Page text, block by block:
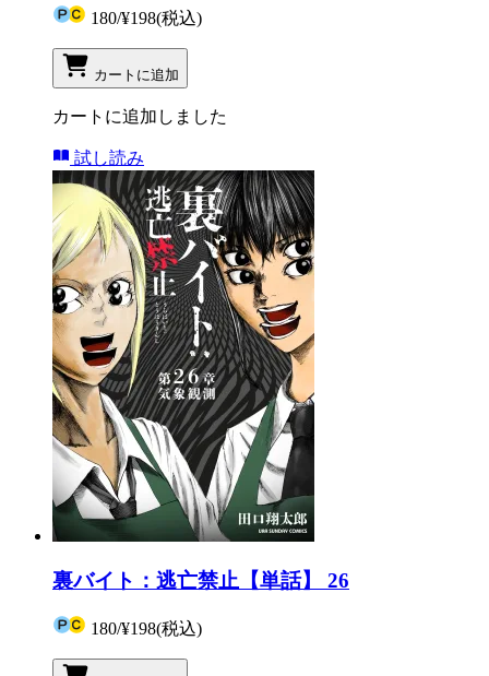
180/¥198(税込)
カートに追加
カートに追加しました
試し読み
裏バイト：逃亡禁止【単話】 26
180/¥198(税込)